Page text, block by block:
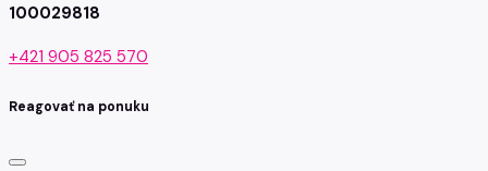
100029818
+421 905 825 570
Reagovať na ponuku